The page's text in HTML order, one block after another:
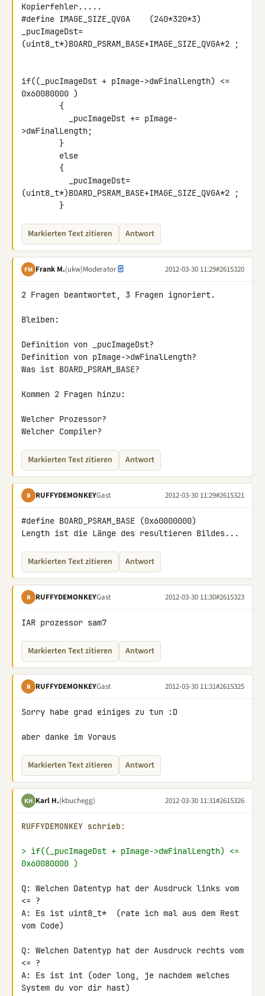
Kopierfehler.....
#define IMAGE_SIZE_QVGA    (240*320*3)
_pucImageDst=
(uint8_t*)BOARD_PSRAM_BASE+IMAGE_SIZE_QVGA*2 ;
if((_pucImageDst + pImage->dwFinalLength) <=
0x60080000 )
>dwFinalLength;
(uint8_t*)BOARD_PSRAM_BASE+IMAGE_SIZE_QVGA*2 ;
        }
Markierten Text zitieren Antwort
FM Frank M.(ukw)Moderator 2012-03-30 11:29#2615320
2 Fragen beantwortet, 3 Fragen ignoriert.
Bleiben:
Definition von _pucImageDst?
Definition von pImage->dwFinalLength?
Was ist BOARD_PSRAM_BASE?
Kommen 2 Fragen hinzu:
Welcher Prozessor?
Welcher Compiler?
Markierten Text zitieren Antwort
R RUFFYDEMONKEYGast 2012-03-30 11:29#2615321
#define BOARD_PSRAM_BASE (0x60000000)
Length ist die Länge des resultieren Bildes...
Markierten Text zitieren Antwort
R RUFFYDEMONKEYGast 2012-03-30 11:30#2615323
IAR prozessor sam7
Markierten Text zitieren Antwort
R RUFFYDEMONKEYGast 2012-03-30 11:31#2615325
Sorry habe grad einiges zu tun :D
aber danke im Voraus
Markierten Text zitieren Antwort
KH Karl H.(kbuchegg) 2012-03-30 11:31#2615326
RUFFYDEMONKEY schrieb:
> if((_pucImageDst + pImage->dwFinalLength) <=
0x60080000 )
Q: Welchen Datentyp hat der Ausdruck links vom
<= ?
A: Es ist uint8_t*  (rate ich mal aus dem Rest
vom Code)
Q: Welchen Datentyp hat der Ausdruck rechts vom
<= ?
A: Es ist int (oder long, je nachdem welches
System du vor dir hast)